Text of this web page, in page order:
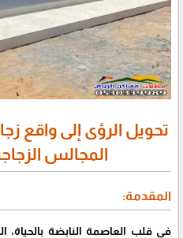
تحويل الرؤى إلى واقع
المجالس
المقدمة:
في قلب العاصمة النابضة بالحياة،